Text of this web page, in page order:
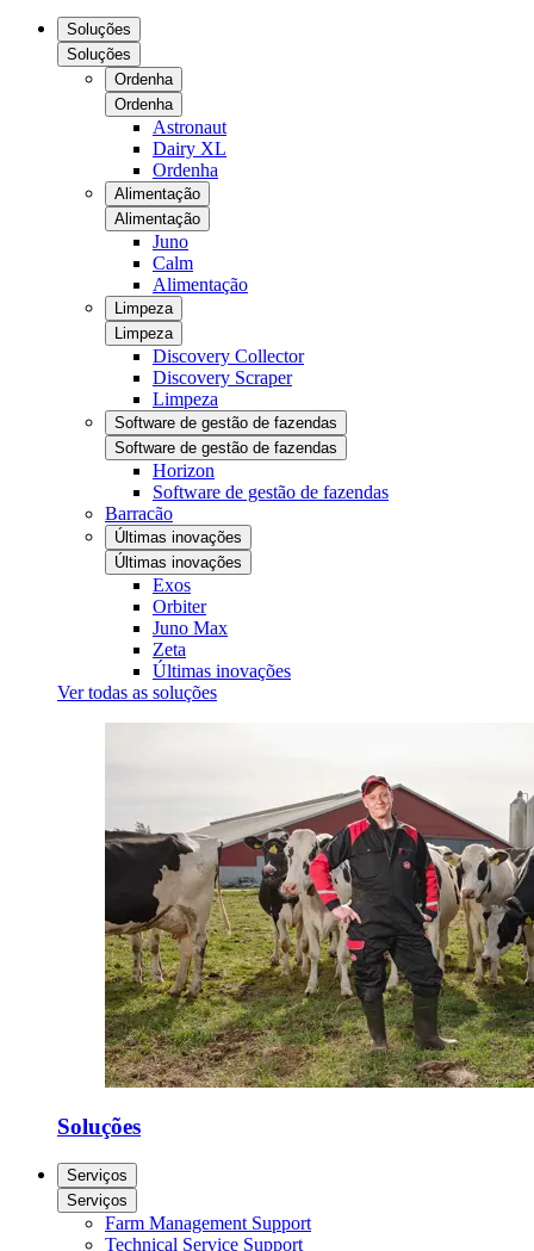
Soluções
Soluções
Ordenha
Ordenha
Astronaut
Dairy XL
Ordenha
Alimentação
Alimentação
Juno
Calm
Alimentação
Limpeza
Limpeza
Discovery Collector
Discovery Scraper
Limpeza
Software de gestão de fazendas
Software de gestão de fazendas
Horizon
Software de gestão de fazendas
Barracão
Últimas inovações
Últimas inovações
Exos
Orbiter
Juno Max
Zeta
Últimas inovações
Ver todas as soluções
Soluções
Serviços
Serviços
Farm Management Support
Technical Service Support